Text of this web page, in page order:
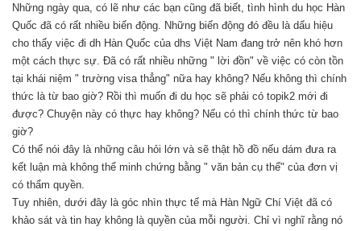
Những ngày qua, có lẽ như các bạn cũng đã biết, tình hình du học Hàn
Quốc đã có rất nhiều biến động. Những biến động đó đều là dấu hiệu
cho thấy việc đi dh Hàn Quốc của dhs Việt Nam đang trở nên khó hơn
một cách thực sự. Đã có rất nhiều những " lời đồn" về việc có còn tồn
tại khái niệm " trường visa thẳng" nữa hay không? Nếu không thì chính
thức là từ bao giờ? Rồi thì muốn đi du học sẽ phải có topik2 mới đi
được? Chuyện này có thực hay không? Nếu có thì chính thức từ bao
giờ?
Có thể nói đây là những câu hỏi lớn và sẽ thật hồ đồ nếu dám đưa ra
kết luận mà không thể minh chứng bằng " văn bản cụ thể" của đơn vị
có thẩm quyền.
Tuy nhiên, dưới đây là góc nhìn thực tế mà Hàn Ngữ Chí Việt đã có
khảo sát và tin hay không là quyền của mỗi người. Chỉ vì nghĩ rằng nó